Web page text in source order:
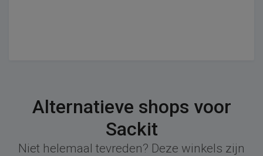
Alternatieve shops voor
Sackit
Niet helemaal tevreden? Deze winkels zijn